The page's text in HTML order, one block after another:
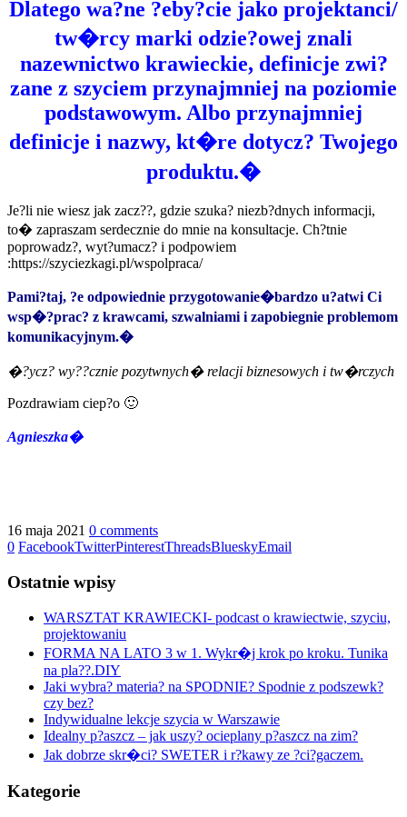
Dlatego wa?ne ?eby?cie jako projektanci/
tw�rcy marki odzie?owej znali
nazewnictwo krawieckie, definicje zwi?
zane z szyciem przynajmniej na poziomie
podstawowym. Albo przynajmniej
definicje i nazwy, kt�re dotycz? Twojego
produktu.�
Je?li nie wiesz jak zacz??, gdzie szuka? niezb?dnych informacji,
to� zapraszam serdecznie do mnie na konsultacje. Ch?tnie
poprowadz?, wyt?umacz? i podpowiem
:https://szyciezkagi.pl/wspolpraca/
Pami?taj, ?e odpowiednie przygotowanie�bardzo u?atwi Ci
wsp�?prac? z krawcami, szwalniami i zapobiegnie problemom
komunikacyjnym.�
�?ycz? wy??cznie pozytwnych� relacji biznesowych i tw�rczych
Pozdrawiam ciep?o 🙂
Agnieszka�
16 maja 2021 0 comments
0 FacebookTwitterPinterestThreadsBlueskyEmail
Ostatnie wpisy
WARSZTAT KRAWIECKI- podcast o krawiectwie, szyciu,
projektowaniu
FORMA NA LATO 3 w 1. Wykr�j krok po kroku. Tunika
na pla??.DIY
Jaki wybra? materia? na SPODNIE? Spodnie z podszewk?
czy bez?
Indywidualne lekcje szycia w Warszawie
Idealny p?aszcz – jak uszy? ocieplany p?aszcz na zim?
Jak dobrze skr�ci? SWETER i r?kawy ze ?ci?gaczem.
Kategorie